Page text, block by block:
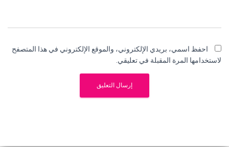
احفظ اسمي، بريدي الإلكتروني، والموقع الإلكتروني في هذا المتصفح
لاستخدامها المرة المقبلة في تعليقي.